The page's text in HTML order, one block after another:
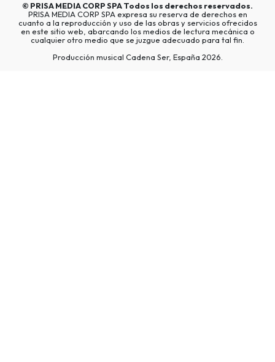
© PRISA MEDIA CORP SPATodos los derechos reservados.
PRISA MEDIA CORP SPA expresa su reserva de derechos en
cuanto a la reproducción y uso de las obras y servicios ofrecidos
en este sitio web, abarcando los medios de lectura mecánica o
cualquier otro medio que se juzgue adecuado para tal fin.
Producción musical Cadena Ser, España 2026.